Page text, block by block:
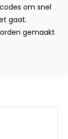
om snel
gaat.
gemaakt